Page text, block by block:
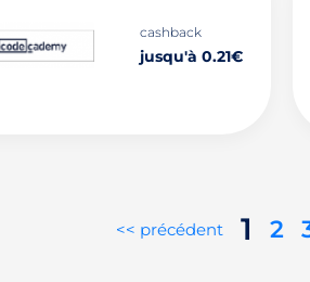
cashback
jusqu'à 0.21€
<< précédent 1 2